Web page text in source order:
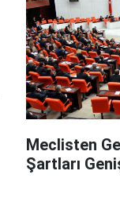
Meclisten
Şartları